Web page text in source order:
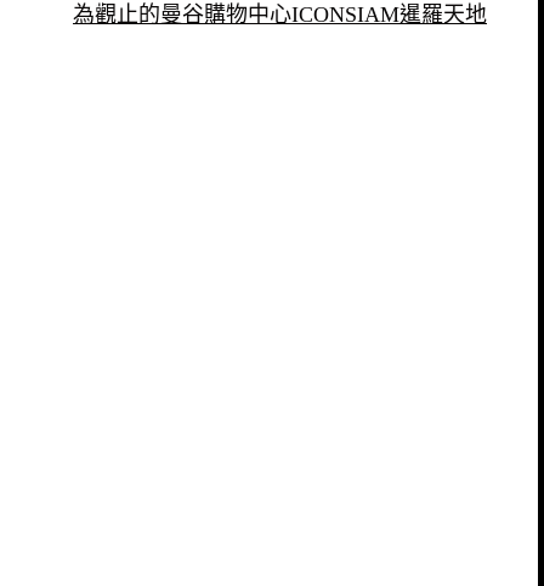
為觀止的曼谷購物中心ICONSIAM暹羅天地